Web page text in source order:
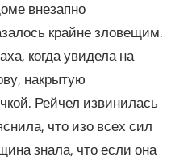
внезапно
крайне зловещим.
когда увидела на
накрытую
Рейчел извинилась
что изо всех сил
знала, что если она